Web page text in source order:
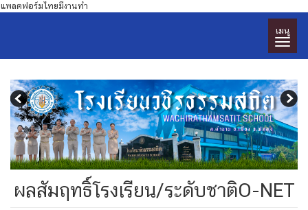
แพลตฟอร์มไทยมีงานทำ
เมนู
ผลสัมฤทธิ์โรงเรียน/ระดับชาติO-NET